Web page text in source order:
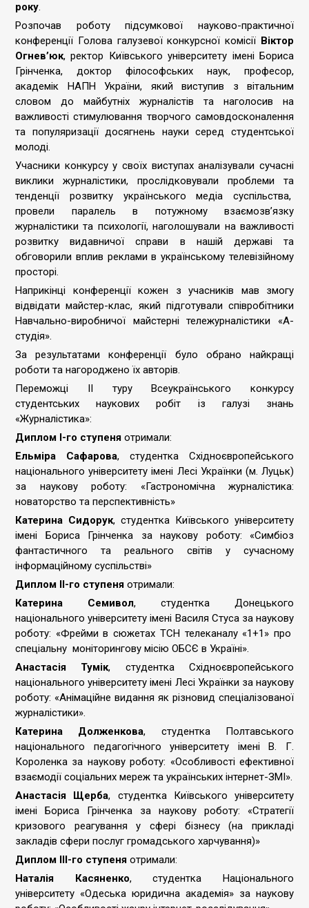
року.
Розпочав роботу підсумкової науково-практичної
конференції Голова галузевої конкурсної комісії Віктор
Огнев’юк, ректор Київського університету імені Бориса
Грінченка, доктор філософських наук, професор,
академік НАПН України, який виступив з вітальним
словом до майбутніх журналістів та наголосив на
важливості стимулювання творчого самовдосконалення
та популяризації досягнень науки серед студентської
молоді.
Учасники конкурсу у своїх виступах аналізували сучасні
виклики журналістики, прослідковували проблеми та
тенденції розвитку українського медіа суспільства,
провели паралель в потужному взаємозв’язку
журналістики та психології, наголошували на важливості
розвитку видавничої справи в нашій державі та
обговорили вплив реклами в українському телевізійному
просторі.
Наприкінці конференції кожен з учасників мав змогу
відвідати майстер-клас, який підготували співробітники
Навчально-виробничої майстерні тележурналістики «А-
студія».
За результатами конференції було обрано найкращі
роботи та нагороджено їх авторів.
Переможці ІІ туру Всеукраїнського конкурсу
студентських наукових робіт із галузі знань
«Журналістика»:
Диплом І-го ступеня отримали:
Ельміра Сафарова, студентка Східноєвропейського
національного університету імені Лесі Українки (м. Луцьк)
за наукову роботу: «Гастрономічна журналістика:
новаторство та перспективність»
Катерина Сидорук, студентка Київського університету
імені Бориса Грінченка за наукову роботу: «Симбіоз
фантастичного та реального світів у сучасному
інформаційному суспільстві»
Диплом ІІ-го ступеня отримали:
Катерина Семивол, студентка Донецького
національного університету імені Василя Стуса за наукову
роботу: «Фрейми в сюжетах ТСН телеканалу «1+1» про
спеціальну моніторингову місію ОБСЄ в Україні».
Анастасія Тумік, студентка Східноєвропейського
національного університету імені Лесі Українки за наукову
роботу: «Анімаційне видання як різновид спеціалізованої
журналістики».
Катерина Долженкова, студентка Полтавського
національного педагогічного університету імені В. Г.
Короленка за наукову роботу: «Особливості ефективної
взаємодії соціальних мереж та українських інтернет-ЗМІ».
Анастасія Щерба, студентка Київського університету
імені Бориса Грінченка за наукову роботу: «Стратегії
кризового реагування у сфері бізнесу (на прикладі
закладів сфери послуг громадського харчування)»
Диплом ІІІ-го ступеня отримали:
Наталія Касяненко, студентка Національного
університету «Одеська юридична академія» за наукову